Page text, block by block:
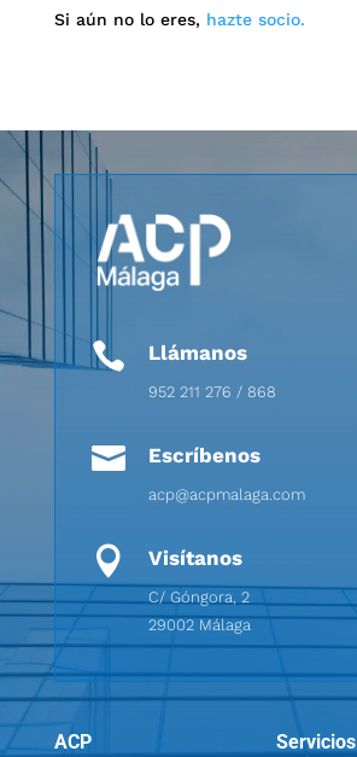
Si aún no lo eres, hazte socio.
 Llámanos
952 211 276 / 868
 Escríbenos
acp@acpmalaga.com
 Visítanos
C/ Góngora, 2
29002 Málaga
ACP Servicios